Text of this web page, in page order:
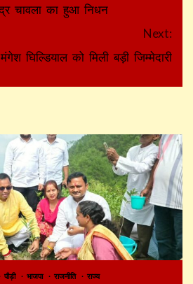
चावला का हुआ निधन
Next:
मंगेश घिल्डियाल को मिली बड़ी जिम्मेदारी
पौड़ी भाजपा राजनीति राज्य